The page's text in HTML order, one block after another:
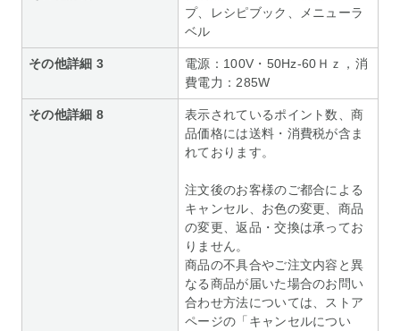
プ、レシピブック、メニューラ
ベル
その他詳細 3
電源：100V・50Hz-60Ｈｚ，消
費電力：285W
その他詳細 8
表示されているポイント数、商
品価格には送料・消費税が含ま
れております。
注文後のお客様のご都合による
キャンセル、お色の変更、商品
の変更、返品・交換は承ってお
りません。
商品の不具合やご注文内容と異
なる商品が届いた場合のお問い
合わせ方法については、ストア
ページの「キャンセルについ